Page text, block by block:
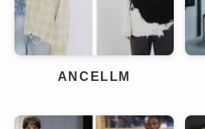
ANCELLM